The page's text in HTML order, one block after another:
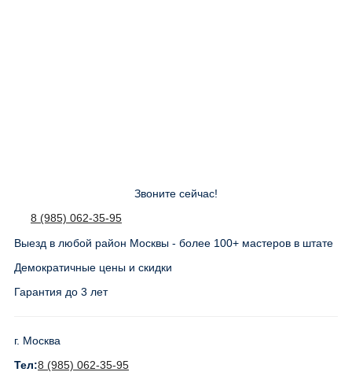
Звоните сейчас!
8 (985) 062-35-95
Выезд в любой район Москвы - более 100+ мастеров в штате
Демократичные цены и скидки
Гарантия до 3 лет
г. Москва
Тел:8 (985) 062-35-95